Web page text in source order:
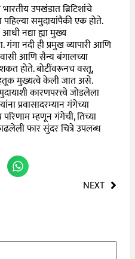
उपखंडात ब्रिटिशांचे
समुदायांपैकी एक होते.
नद्या ह्या मुख्य
नदी ही प्रमुख व्यापारी आणि
आणि सैन्य बंगालच्या
होते. बोटींवरूनच वस्तू,
मुख्यत्वे केली जात असे.
कारणपरत्त्वे जोडलेला
प्रवासादरम्यान गंगेच्या
परिणाम म्हणून गंगेची, तिच्या
फार सुंदर चित्रे उपलब्ध
NEXT